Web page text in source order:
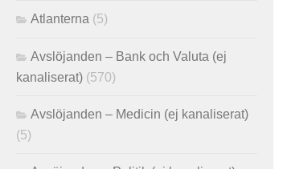
Atlanterna (5)
Avslöjanden – Bank och Valuta (ej
kanaliserat) (570)
Avslöjanden – Medicin (ej kanaliserat)
(5)